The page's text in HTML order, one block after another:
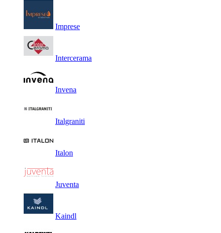
Imprese
Intercerama
Invena
Italgraniti
Italon
Juventa
Kaindl